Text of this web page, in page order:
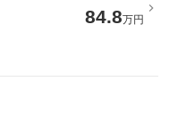
84.8万円